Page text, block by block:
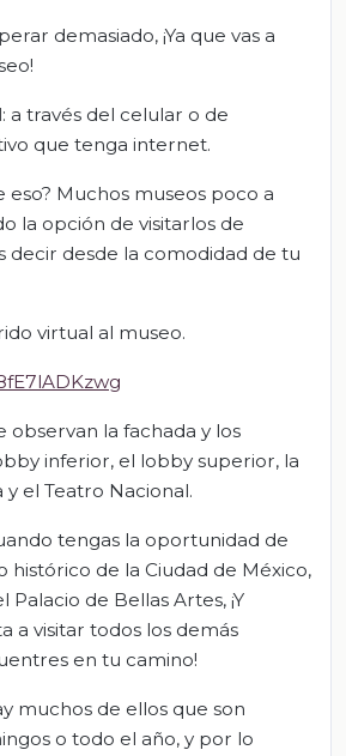
demasiado, ¡Ya que vas a
a través del celular o de
que tenga internet.
eso? Muchos museos poco a
la opción de visitarlos de
decir desde la comodidad de tu
virtual al museo.
observan la fachada y los
inferior, el lobby superior, la
y el Teatro Nacional.
tengas la oportunidad de
histórico de la Ciudad de México,
Palacio de Bellas Artes, ¡Y
a visitar todos los demás
en tu camino!
muchos de ellos que son
o todo el año, y por lo